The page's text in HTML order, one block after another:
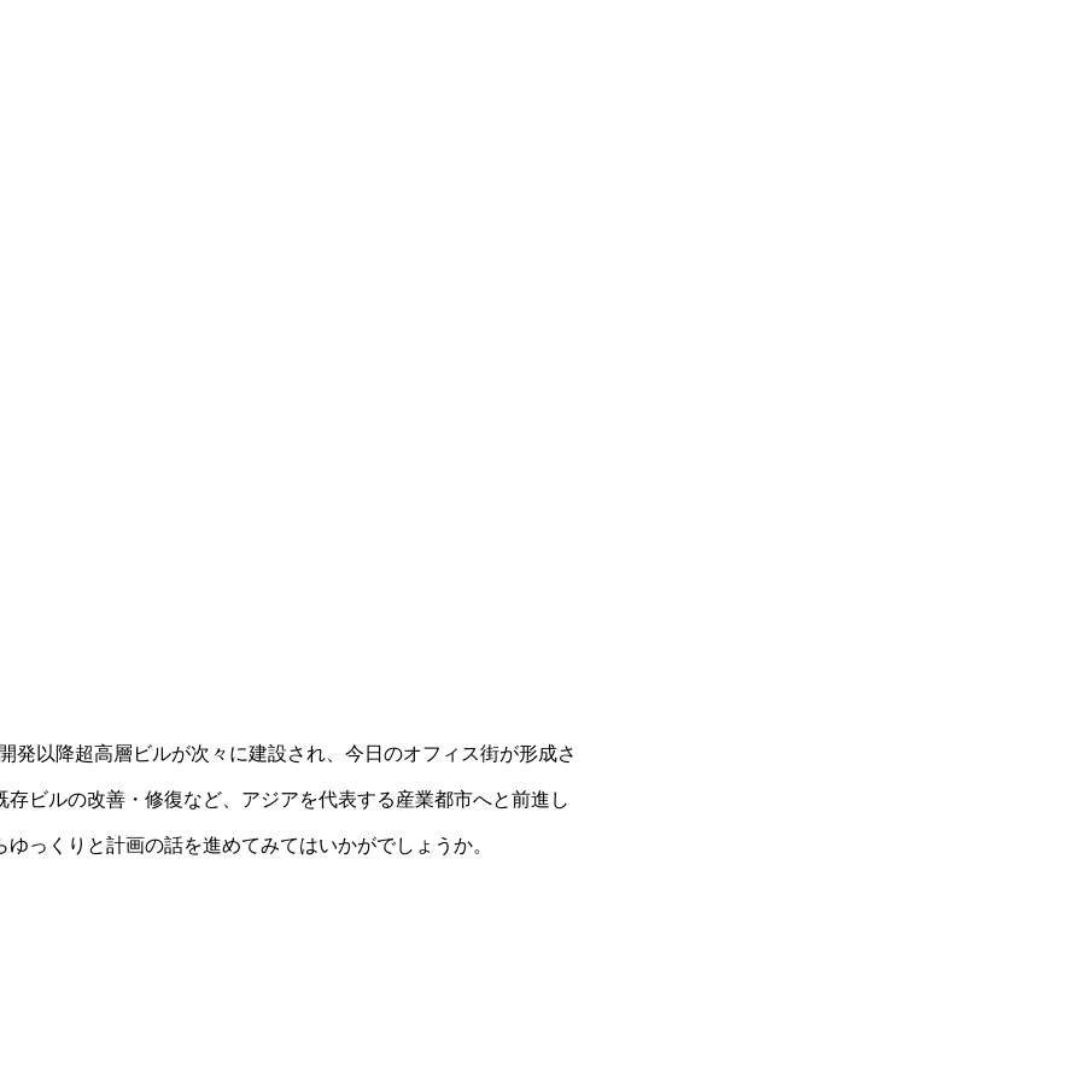
発以降超高層ビルが次々に建設され、今日のオフィス街が形成さ
ビルの改善・修復など、アジアを代表する産業都市へと前進し
っくりと計画の話を進めてみてはいかがでしょうか。